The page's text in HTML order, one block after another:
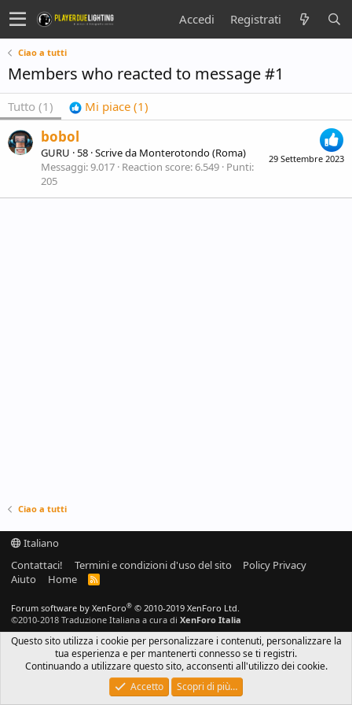
Accedi Registrati
Ciao a tutti
Members who reacted to message #1
Tutto (1) Mi piace (1)
29 Settembre 2023
bobol
GURU ·58 ·Scrive da Monterotondo (Roma)
Messaggi 9.017 Reaction score 6.549 Punti
205
Ciao a tutti
Italiano
Contattaci!
Termini e condizioni d'uso del sito
Policy Privacy
Aiuto
Home
R
Forum software by XenForo® © 2010-2019 XenForo Ltd.
©2010-2018 Traduzione Italiana a cura di XenForo Italia
Questo sito utilizza i cookie per personalizzare i contenuti, personalizzare la
tua esperienza e per mantenerti connesso se ti registri.
Continuando a utilizzare questo sito, acconsenti all'utilizzo dei cookie.
Accetto
Scopri di più…